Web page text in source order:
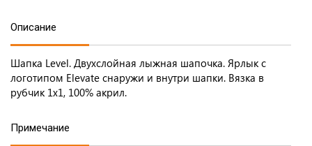
Описание
Шапка Level. Двухслойная лыжная шапочка. Ярлык с
логотипом Elevate снаружи и внутри шапки. Вязка в
рубчик 1х1, 100% акрил.
Примечание